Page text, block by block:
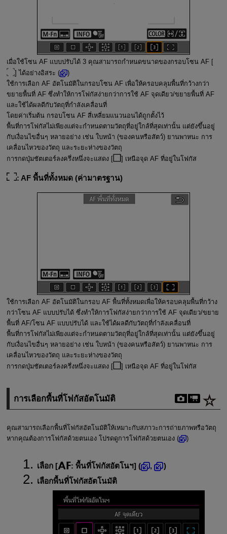
เมื่อใช้โซน AF แบบปรับได้ 3 คุณสามารถกำหนดขนาดของกรอบโซน AF [
] ได้อย่างอิสระ (
)
ใช้การเลือก AF อัตโนมัติในกรอบโซน AF เพื่อให้ครอบคลุมพื้นที่กว้างกว่า
ขยายพื้นที่ AF ซึ่งทำให้การโฟกัสง่ายกว่าการใช้ AF จุดเดียว/ขยายพื้นที่ AF
และใช้ได้ผลดีกับวัตถุที่กำลังเคลื่อนที่
โดยค่าเริ่มต้น กรอบโซน AF สี่เหลี่ยมแนวนอนได้ถูกตั้งไว้
พื้นที่การโฟกัสไม่เพียงแต่จะกำหนดตามวัตถุที่อยู่ใกล้ที่สุดเท่านั้น แต่ยังขึ้นอยู่
กับเงื่อนไขอื่นๆ หลายอย่าง เช่น ใบหน้า (ของคนหรือสัตว์) ยานพาหนะ การ
เคลื่อนไหวของวัตถุ และระยะห่างของวัตถุ
การกดปุ่มชัตเตอร์ลงครึ่งหนึ่งจะแสดง [
] เหนือจุด AF ที่อยู่ในโฟกัส
: AF พื้นที่ทั้งหมด(ค่ามาตรฐาน)
ใช้การเลือก AF อัตโนมัติในกรอบ AF พื้นที่ทั้งหมดเพื่อให้ครอบคลุมพื้นที่กว้าง
กว่าโซน AF แบบปรับได้ ซึ่งทำให้การโฟกัสง่ายกว่าการใช้ AF จุดเดียว/ขยาย
พื้นที่ AF/โซน AF แบบปรับได้ และใช้ได้ผลดีกับวัตถุที่กำลังเคลื่อนที่
พื้นที่การโฟกัสไม่เพียงแต่จะกำหนดตามวัตถุที่อยู่ใกล้ที่สุดเท่านั้น แต่ยังขึ้นอยู่
กับเงื่อนไขอื่นๆ หลายอย่าง เช่น ใบหน้า (ของคนหรือสัตว์) ยานพาหนะ การ
เคลื่อนไหวของวัตถุ และระยะห่างของวัตถุ
การกดปุ่มชัตเตอร์ลงครึ่งหนึ่งจะแสดง [
] เหนือจุด AF ที่อยู่ในโฟกัส
การเลือกพื้นที่โฟกัสอัตโนมัติ
คุณสามารถเลือกพื้นที่โฟกัสอัตโนมัติให้เหมาะกับสภาวะการถ่ายภาพหรือวัตถุ
หากคุณต้องการโฟกัสด้วยตนเอง โปรดดูการโฟกัสด้วยตนเอง (
)
เลือก [ : พื้นที่โฟกัสอัตโนฯ] ( ,
)
เลือกพื้นที่โฟกัสอัตโนมัติ